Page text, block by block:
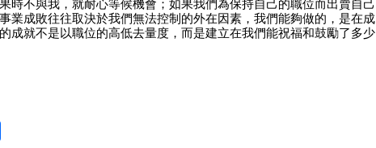
時不與我，就耐心等候機會；如果我們為保持自己的職位而出賣自己
業成敗往往取決於我們無法控制的外在因素，我們能夠做的，是在成
成就不是以職位的高低去量度，而是建立在我們能祝福和鼓勵了多少